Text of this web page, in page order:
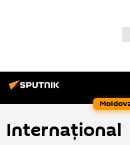
Internaţional